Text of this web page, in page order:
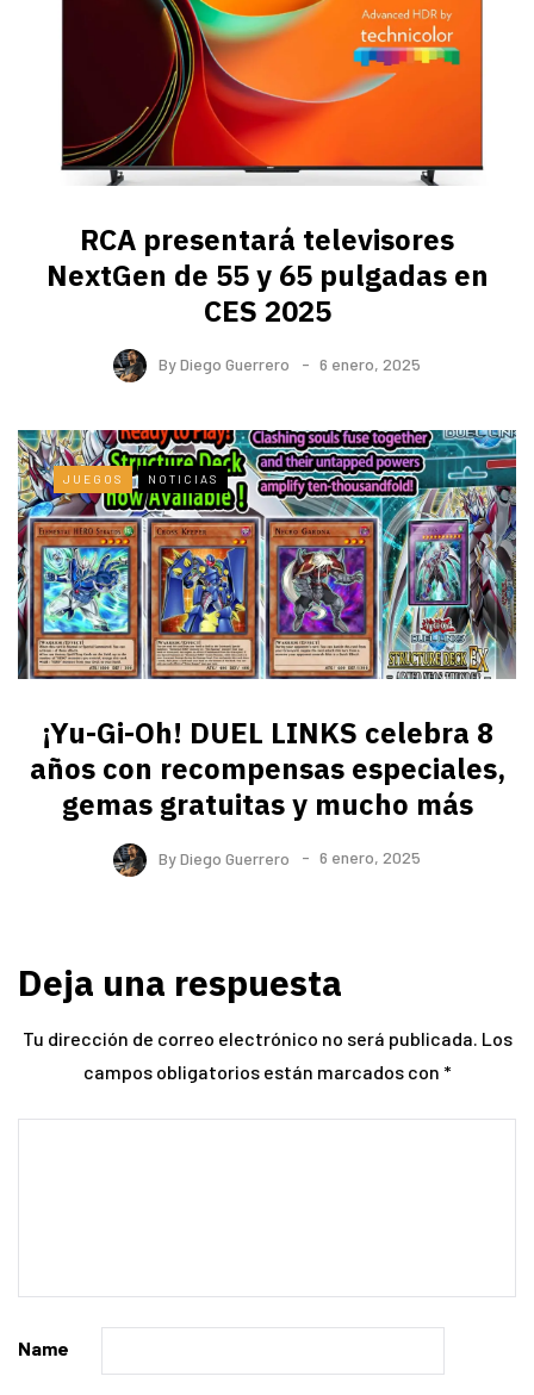
RCA presentará televisores
NextGen de 55 y 65 pulgadas en
CES 2025
ByDiego Guerrero 6 enero, 2025
JUEGOS NOTICIAS
¡Yu-Gi-Oh! DUEL LINKS celebra 8
años con recompensas especiales,
gemas gratuitas y mucho más
ByDiego Guerrero 6 enero, 2025
Deja una respuesta
Tu dirección de correo electrónico no será publicada. Los
campos obligatorios están marcados con *
Name